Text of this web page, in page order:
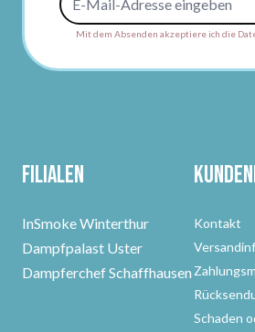
Mit dem Absenden akzeptiere ich die
Filialen
InSmoke Winterthur
Dampfpalast Uster
Dampferchef Schaffhausen
Kontakt
Schaden